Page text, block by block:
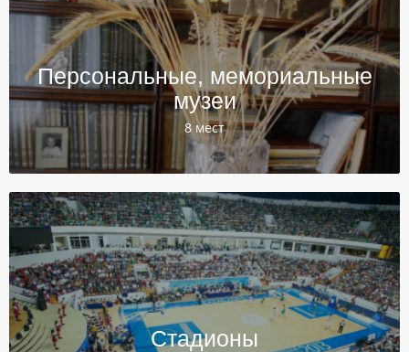
Персональные, мемориальные
музеи
8 мест
Стадионы